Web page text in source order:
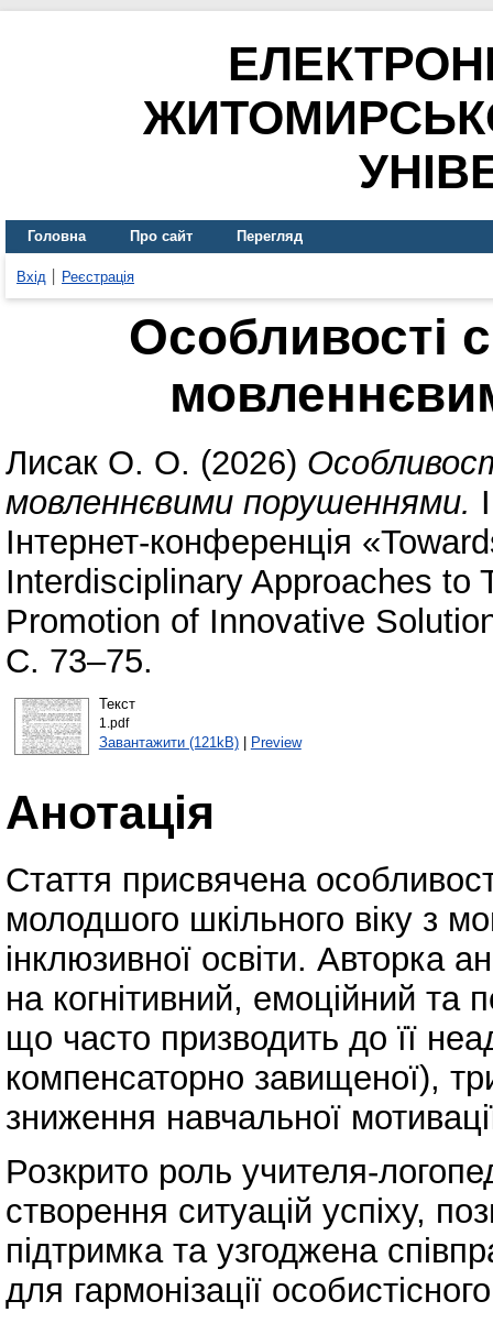
Головна Про сайт Перегляд
Вхід Реєстрація
Особливості
Лисак О. О. (2026)
мовленнєвими порушеннями.
Інтернет-конференція
Interdisciplinary Approaches to
Promotion of Innovative
С. 73–75.
Текст
1.pdf
Завантажити (121kB)| Preview
Анотація
Стаття присвячена
молодшого шкільного віку з
інклюзивної освіти. Авторка
на когнітивний, емоційний та
що часто призводить до її
компенсаторно завищеної),
зниження навчальної
Розкрито роль учителя-
створення ситуацій успіху,
підтримка та узгоджена
для гармонізації